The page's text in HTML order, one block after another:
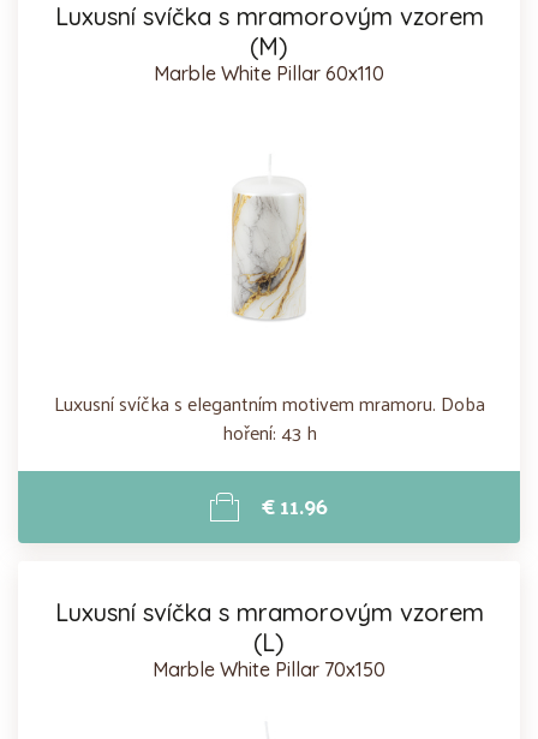
Luxusní svíčka s mramorovým vzorem
(M)
Marble White Pillar 60x110
Luxusní svíčka s elegantním motivem mramoru. Doba
hoření: 43 h
€ 11.96
Luxusní svíčka s mramorovým vzorem
(L)
Marble White Pillar 70x150